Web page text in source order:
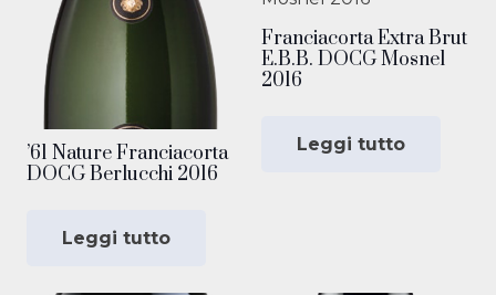
’61 Nature Franciacorta
DOCG Berlucchi 2016
Leggi tutto
Franciacorta Extra Brut
E.B.B. DOCG Mosnel
2016
Leggi tutto